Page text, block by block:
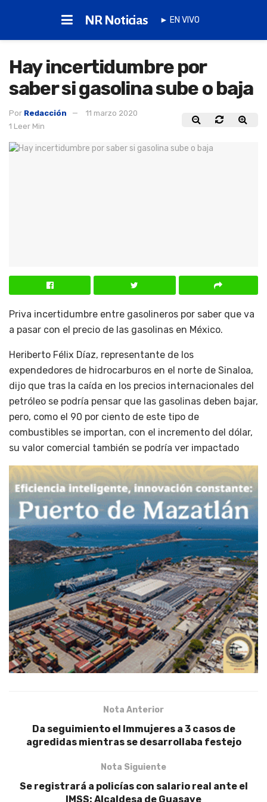
NR Noticias ► EN VIVO
Hay incertidumbre por
saber si gasolina sube o baja
Por Redacción
11 marzo 2020
1 Leer Min
Priva incertidumbre entre gasolineros por saber que va
a pasar con el precio de las gasolinas en México.
Heriberto Félix Díaz, representante de los
expendedores de hidrocarburos en el norte de Sinaloa,
dijo que tras la caída en los precios internacionales del
petróleo se podría pensar que las gasolinas deben bajar,
pero, como el 90 por ciento de este tipo de
combustibles se importan, con el incremento del dólar,
su valor comercial también se podría ver impactado
Nota Anterior
Da seguimiento el Immujeres a 3 casos de
agredidas mientras se desarrollaba festejo
Nota Siguiente
Se registrará a policías con salario real ante el
IMSS: Alcaldesa de Guasave